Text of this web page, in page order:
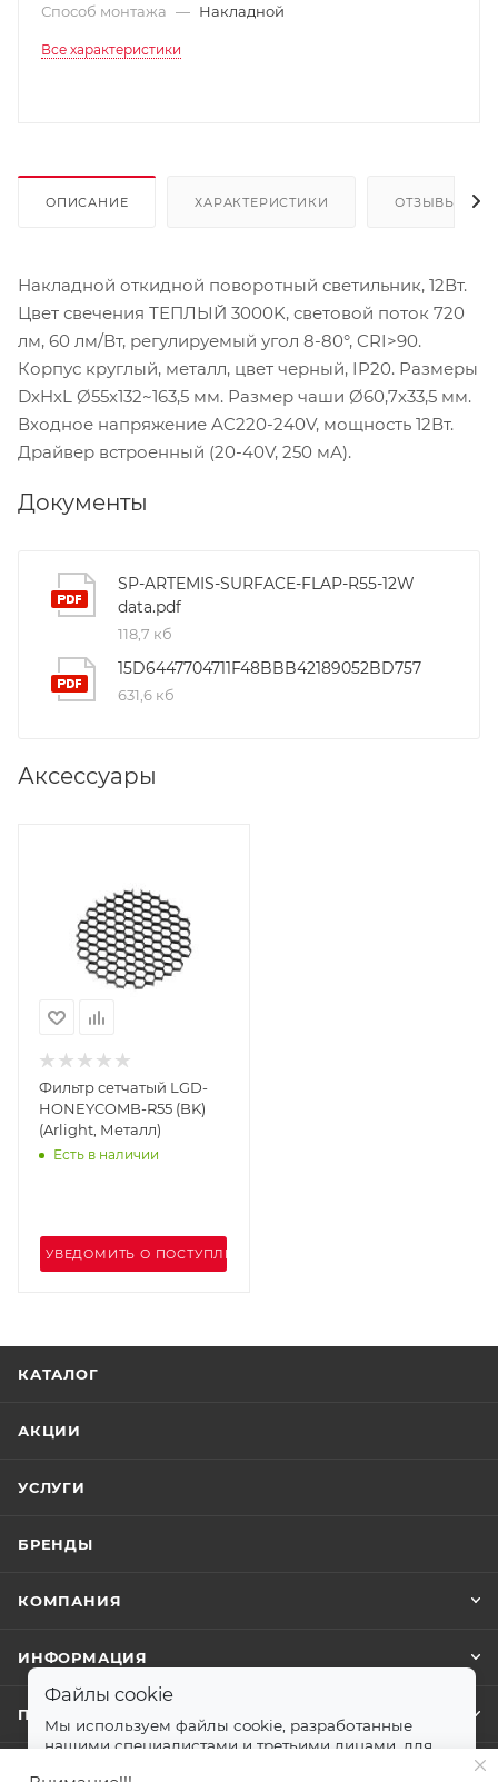
Способ монтажа — Накладной
Все характеристики
ОПИСАНИЕ ХАРАКТЕРИСТИКИ ОТЗЫВЫ
Накладной откидной поворотный светильник, 12Вт.
Цвет свечения ТЕПЛЫЙ 3000K, световой поток 720
лм, 60 лм/Вт, регулируемый угол 8-80°, CRI>90.
Корпус круглый, металл, цвет черный, IP20. Размеры
DxHxL Ø55x132~163,5 мм. Размер чаши Ø60,7x33,5 мм.
Входное напряжение AC220-240V, мощность 12Вт.
Драйвер встроенный (20-40V, 250 мА).
Документы
SP-ARTEMIS-SURFACE-FLAP-R55-12W
data.pdf
118,7 кб
15D6447704711F48BBB42189052BD757
631,6 кб
Аксессуары
Фильтр сетчатый LGD-
HONEYCOMB-R55 (BK)
(Arlight, Металл)
Есть в наличии
УВЕДОМИТЬ О ПОСТУПЛЕНИИ
КАТАЛОГ
АКЦИИ
УСЛУГИ
БРЕНДЫ
КОМПАНИЯ
ИНФОРМАЦИЯ
ПОМОЩЬ
Файлы cookie
Мы используем файлы cookie, разработанные
нашими специалистами и третьими лицами, для